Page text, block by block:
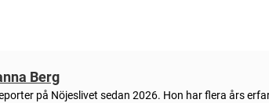
Berg
på Nöjeslivet sedan 2026. Hon har flera års